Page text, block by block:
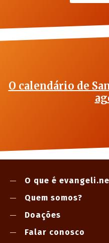
O calendário de
O que é
Quem somos?
Doações
Falar conosco